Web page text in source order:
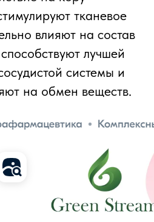
тканевое
влияют на состав
лучшей
системы и
на обмен веществ.